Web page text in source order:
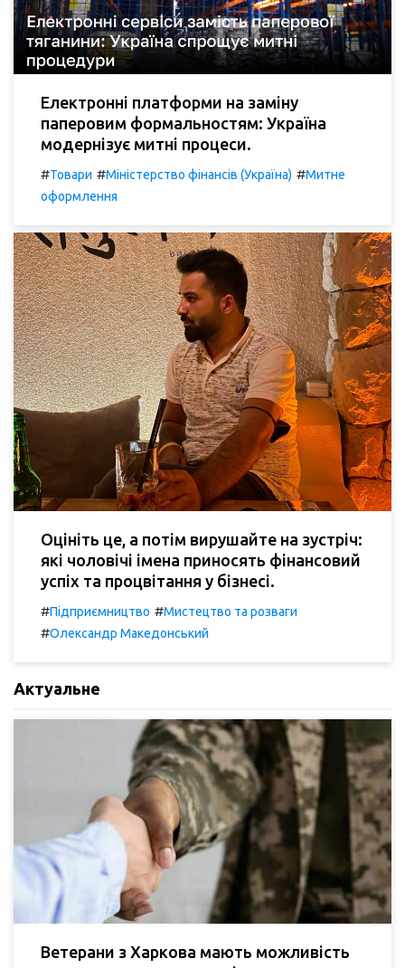
Електронні платформи на заміну
паперовим формальностям: Україна
модернізує митні процеси.
#Товари #Міністерство фінансів (Україна) #Митне
оформлення
Оцініть це, а потім вирушайте на зустріч:
які чоловічі імена приносять фінансовий
успіх та процвітання у бізнесі.
#Підприємництво #Мистецтво та розваги
#Олександр Македонський
Актуальне
Ветерани з Харкова мають можливість